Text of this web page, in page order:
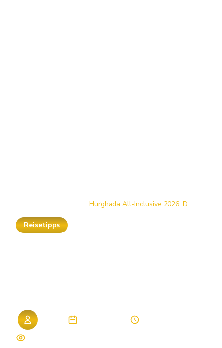
Hurghada All-Inclusive 2026: D...
Reisetipps